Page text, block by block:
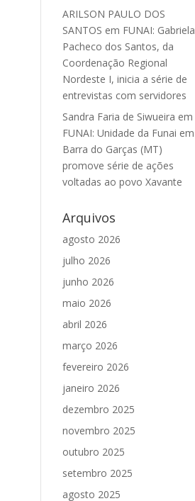
ARILSON PAULO DOS
SANTOS em FUNAI: Gabriela
Pacheco dos Santos, da
Coordenação Regional
Nordeste I, inicia a série de
entrevistas com servidores
Sandra Faria de Siwueira em
FUNAI: Unidade da Funai em
Barra do Garças (MT)
promove série de ações
voltadas ao povo Xavante
Arquivos
agosto 2026
julho 2026
junho 2026
maio 2026
abril 2026
março 2026
fevereiro 2026
janeiro 2026
dezembro 2025
novembro 2025
outubro 2025
setembro 2025
agosto 2025